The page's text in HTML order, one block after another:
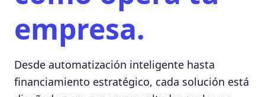
empresa.
Desde automatización inteligente hasta
financiamiento estratégico, cada solución está